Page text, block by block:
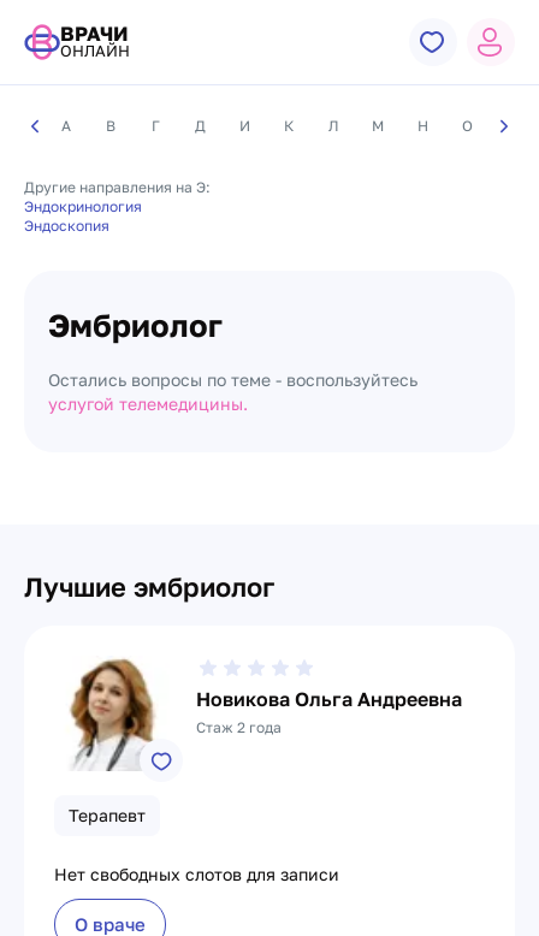
ВРАЧИ
ОНЛАЙН
А В Г Д И К Л М Н О П
Другие направления на Э:
Эндокринология
Эндоскопия
Эмбриолог
Остались вопросы по теме - воспользуйтесь
услугой телемедицины.
Лучшие эмбриолог
Новикова Ольга Андреевна
Стаж 2 года
Терапевт
Нет свободных слотов для записи
О враче